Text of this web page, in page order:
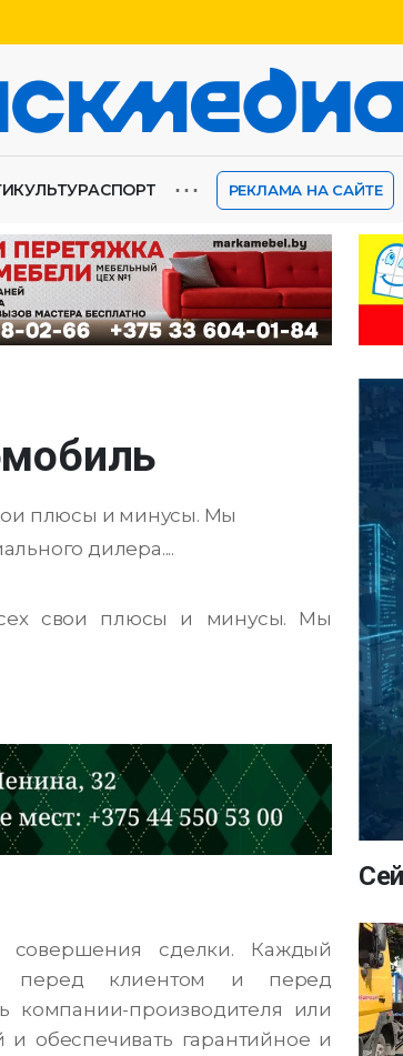
КУЛЬТУРАСПОРТ ⋯ РЕКЛАМА НА САЙТЕ
плюсы и минусы. Мы
дилера....
свои плюсы и минусы. Мы
совершения сделки. Каждый
перед клиентом и перед
компании-производителя или
обеспечивать гарантийное и